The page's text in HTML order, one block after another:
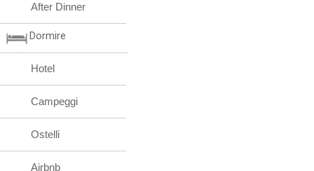
After Dinner
Dormire
Hotel
Campeggi
Ostelli
Airbnb